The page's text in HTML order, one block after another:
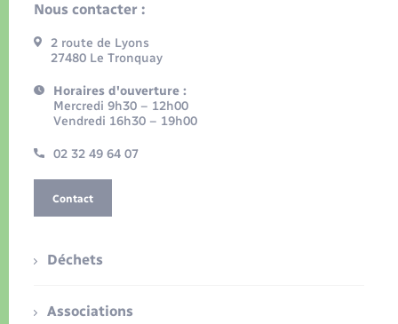
Nous contacter :
2 route de Lyons
27480 Le Tronquay
Horaires d'ouverture :
Mercredi 9h30 – 12h00
Vendredi 16h30 – 19h00
02 32 49 64 07
Contact
Déchets
Associations